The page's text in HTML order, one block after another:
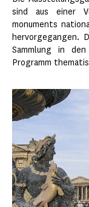
sind aus einer
monuments
hervorgegangen.
Sammlung in
Programm